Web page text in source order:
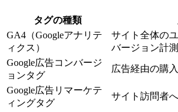
タグの種類
GA4（Googleアナリテ
ィクス）
サイト全体の
バージョン計測
Google広告コンバージ
ョンタグ
広告経由の購
Google広告リマーケテ
ィングタグ
サイト訪問者